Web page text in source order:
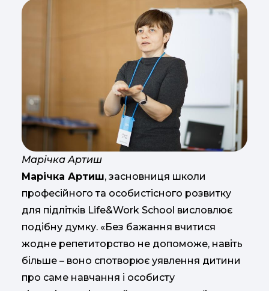
Марічка Артиш
Марічка Артиш, засновниця школи
професійного та особистісного розвитку
для підлітків Life&Work School висловлює
подібну думку. «Без бажання вчитися
жодне репетиторство не допоможе, навіть
більше – воно спотворює уявлення дитини
про саме навчання і особисту